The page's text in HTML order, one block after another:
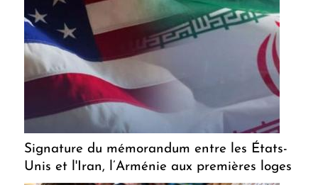
Signature du mémorandum entre les États-
Unis et l'Iran, l’Arménie aux premières loges